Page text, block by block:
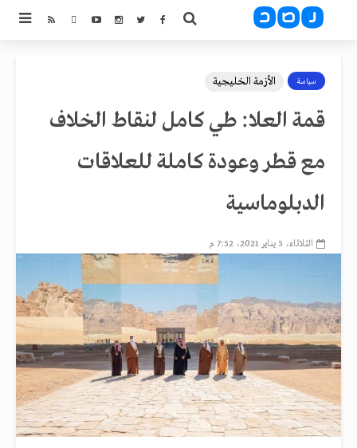
سياسة الأزمة الخليجية
قمة العلا: طي كامل لنقاط الخلاف
مع قطر وعودة كاملة للعلاقات
الدبلوماسية
الثلاثاء، 5 يناير 2021، 7:52 م